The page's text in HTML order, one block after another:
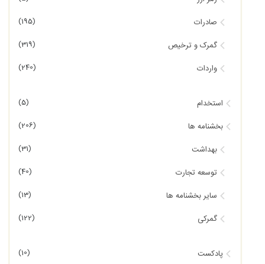
صادرات (195)
گمرک و ترخیص (319)
واردات (240)
استخدام (5)
بخشنامه ها (206)
بهداشت (31)
توسعه تجارت (40)
سایر بخشنامه ها (13)
گمرکی (122)
پادکست (10)